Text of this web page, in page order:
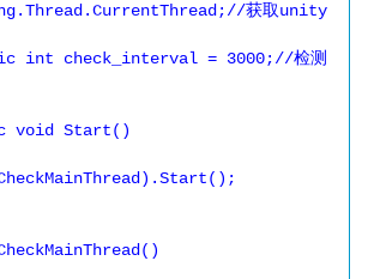
获取unity